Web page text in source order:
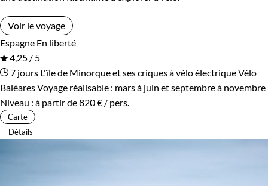
Voir le voyage
Espagne En liberté
4,25 / 5
7 jours L'île de Minorque et ses criques à vélo électriqueVélo
BaléaresVoyage réalisable : mars à juin et septembre à novembre
Niveau : à partir de820 € / pers.
Carte
Détails